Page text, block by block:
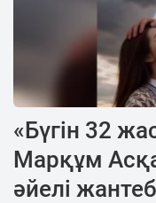
«Бүгін 32
Марқұм
әйелі